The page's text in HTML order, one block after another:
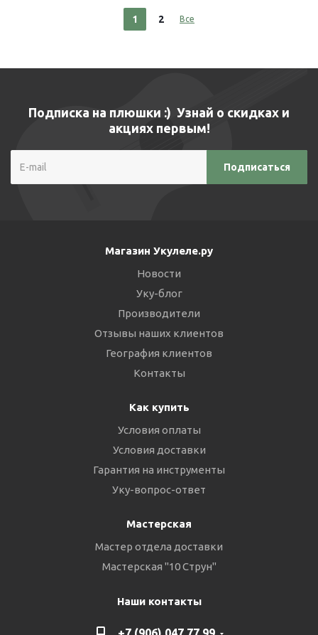
1 2 Все
Подписка на плюшки :) Узнай о скидках и
акциях первым!
Магазин Укулеле.ру
Новости
Уку-блог
Производители
Отзывы наших клиентов
География клиентов
Контакты
Как купить
Условия оплаты
Условия доставки
Гарантия на инструменты
Уку-вопрос-ответ
Мастерская
Мастер отдела доставки
Мастерская "10 Струн"
Наши контакты